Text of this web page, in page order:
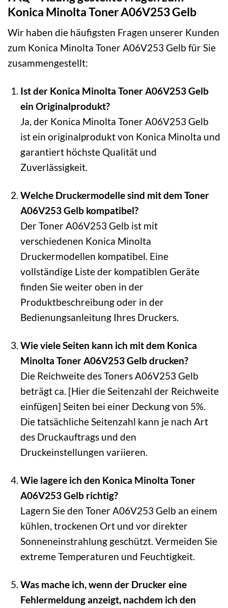
Konica Minolta Toner A06V253 Gelb
Wir haben die häufigsten Fragen unserer Kunden
zum Konica Minolta Toner A06V253 Gelb für Sie
zusammengestellt:
Ist der Konica Minolta Toner A06V253 Gelb
ein Originalprodukt?
Ja, der Konica Minolta Toner A06V253 Gelb
ist ein originalprodukt von Konica Minolta und
garantiert höchste Qualität und
Zuverlässigkeit.
Welche Druckermodelle sind mit dem Toner
A06V253 Gelb kompatibel?
Der Toner A06V253 Gelb ist mit
verschiedenen Konica Minolta
Druckermodellen kompatibel. Eine
vollständige Liste der kompatiblen Geräte
finden Sie weiter oben in der
Produktbeschreibung oder in der
Bedienungsanleitung Ihres Druckers.
Wie viele Seiten kann ich mit dem Konica
Minolta Toner A06V253 Gelb drucken?
Die Reichweite des Toners A06V253 Gelb
beträgt ca. [Hier die Seitenzahl der Reichweite
einfügen] Seiten bei einer Deckung von 5%.
Die tatsächliche Seitenzahl kann je nach Art
des Druckauftrags und den
Druckeinstellungen variieren.
Wie lagere ich den Konica Minolta Toner
A06V253 Gelb richtig?
Lagern Sie den Toner A06V253 Gelb an einem
kühlen, trockenen Ort und vor direkter
Sonneneinstrahlung geschützt. Vermeiden Sie
extreme Temperaturen und Feuchtigkeit.
Was mache ich, wenn der Drucker eine
Fehlermeldung anzeigt, nachdem ich den